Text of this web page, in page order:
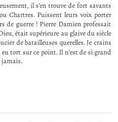
il s’en trouve de fort savants
Chartres. Puissent leurs voix porter
de guerre ! Pierre Damien professait
était supérieure au glaive du siècle
de batailleuses querelles. Je crains
tort sur ce point. Il n’est de si grand
jamais.